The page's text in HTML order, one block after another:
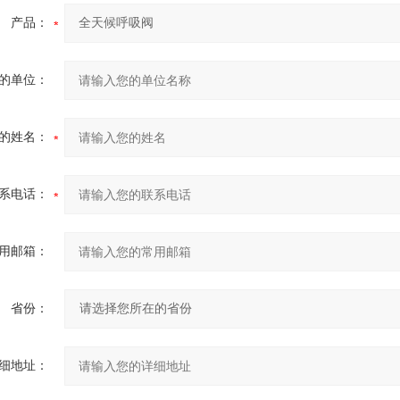
产品：
单位：
姓名：
电话：
邮箱：
省份：
地址：